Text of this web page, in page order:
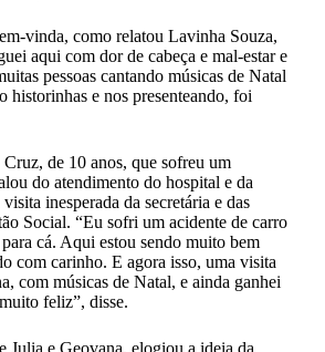
vinda, como relatou Lavinha Souza,
aqui com dor de cabeça e mal-estar e
pessoas cantando músicas de Natal
historinhas e nos presenteando, foi
de 10 anos, que sofreu um
do atendimento do hospital e da
inesperada da secretária e das
Social. “Eu sofri um acidente de carro
cá. Aqui estou sendo muito bem
com carinho. E agora isso, uma visita
com músicas de Natal, e ainda ganhei
feliz”, disse.
Julia e Geovana, elogiou a ideia da